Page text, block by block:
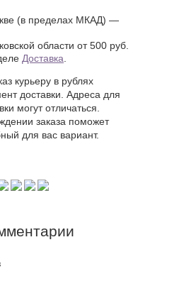
(в пределах МКАД) —
области от 500 руб.
Доставка.
курьеру в рублях
доставки. Адреса для
могут отличаться.
заказа поможет
для вас вариант.